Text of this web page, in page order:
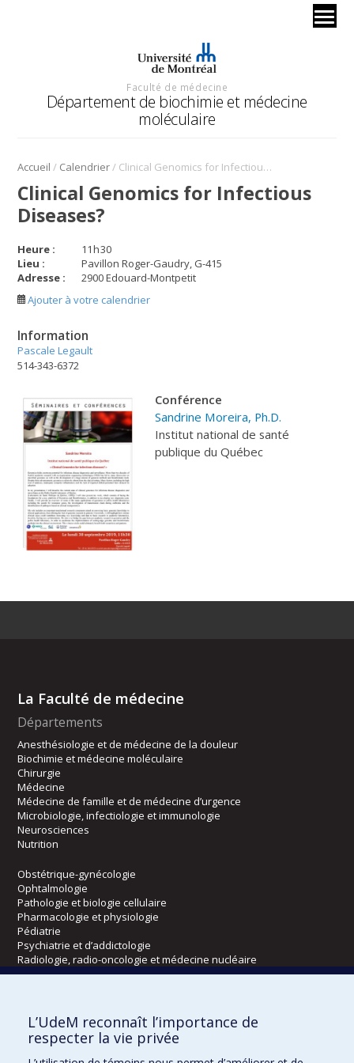
Faculté de médecine
Département de biochimie et médecine
moléculaire
Accueil / Calendrier/ Clinical Genomics for Infectious Diseases?
Clinical Genomics for Infectious
Diseases?
Heure : 11h30
Lieu :
Pavillon Roger-Gaudry, G-415
Adresse :
2900 Edouard-Montpetit
Ajouter à votre calendrier
Information
Pascale Legault
514-343-6372
Conférence
Sandrine Moreira, Ph.D.
Institut national de santé
publique du Québec
La Faculté de médecine
Départements
Anesthésiologie et de médecine de la douleur
Biochimie et médecine moléculaire
Chirurgie
Médecine
Médecine de famille et de médecine d’urgence
Microbiologie, infectiologie et immunologie
Neurosciences
Nutrition
Obstétrique-gynécologie
Ophtalmologie
Pathologie et biologie cellulaire
Pharmacologie et physiologie
Pédiatrie
Psychiatrie et d’addictologie
Radiologie, radio-oncologie et médecine nucléaire
Écoles
Kinésiologie et des sciences de l’activité physique
Orthophonie et audiologie
L’UdeM reconnaît l’importance de
respecter la vie privée